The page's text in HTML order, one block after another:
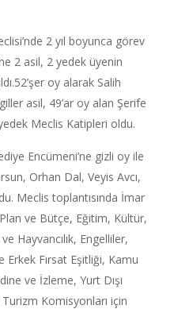
2 yıl boyunca görev
2 asil, 2 yedek üyenin
oy alarak Salih
asil, 49’ar oy alan Şerife
Meclis Katipleri oldu.
Encümeni’ne gizli oy ile
Orhan Dal, Veyis Avcı,
Meclis toplantısında İmar
Plan ve Bütçe, Eğitim, Kültür,
Hayvancılık, Engelliler,
Fırsat Eşitliği, Kamu
ve İzleme, Yurt Dışı
Komisyonları için